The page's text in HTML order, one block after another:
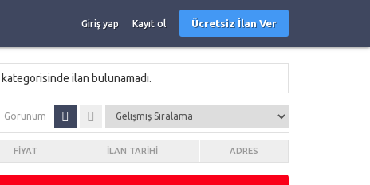
Giriş yap Kayıt ol Ücretsiz İlan Ver
kategorisinde ilan bulunamadı.
Görünüm
FIYAT İLAN TARIHI ADRES